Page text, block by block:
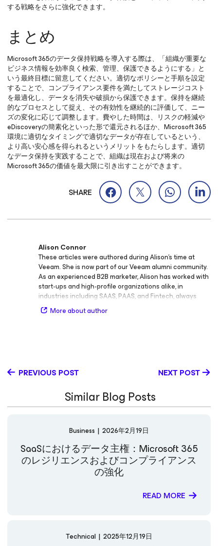
する戦略をさらに強化できます。
まとめ
Microsoft 365のデータ保持戦略を導入する際は、「組織が重要な
ビジネス情報を効率良く検索、管理、保護できるようにする」と
いう最終目標に留意してください。適切なポリシーと手順を設定
することで、コンプライアンス要件を満たしてストレージコスト
を最適化し、データを消失や破損から保護できます。保持を継続
的なプロセスとして捉え、その有効性を継続的に評価して、ニー
ズの変化に応じて調整します。費やした時間は、リスクの軽減や
eDiscoveryの簡素化といった形で還元されるほか、Microsoft 365
環境に適切なタイミングで適切なデータが存在しているという、
より高い安心感を得られるというメリットをもたらします。適切
なデータ保持を実践することで、組織は現在および将来の
Microsoft 365の価値を最大限に引き出すことができます。
SHARE
Alison Connor
These articles were authored during Alison’s time at
Veeam. She is now part of our Veeam alumni community.
As an experienced B2B marketer, Alison has worked with
start-ups and high-profile organizations alike, in
industries including SAAS, PAAS, and Fintech, always
touching Salesforce in some capacity. She is the Sr.
Global Product Marketing Manager for Salesforce
beach and knows she could never have it any other way.
More about author
PREVIOUS POST NEXT POST
Similar Blog Posts
Business | 2026年2月19日
SaaSにおけるデータ主権：Microsoft 365
のレジリエンスおよびコンプライアンス
の強化
READ MORE
Technical | 2025年12月19日